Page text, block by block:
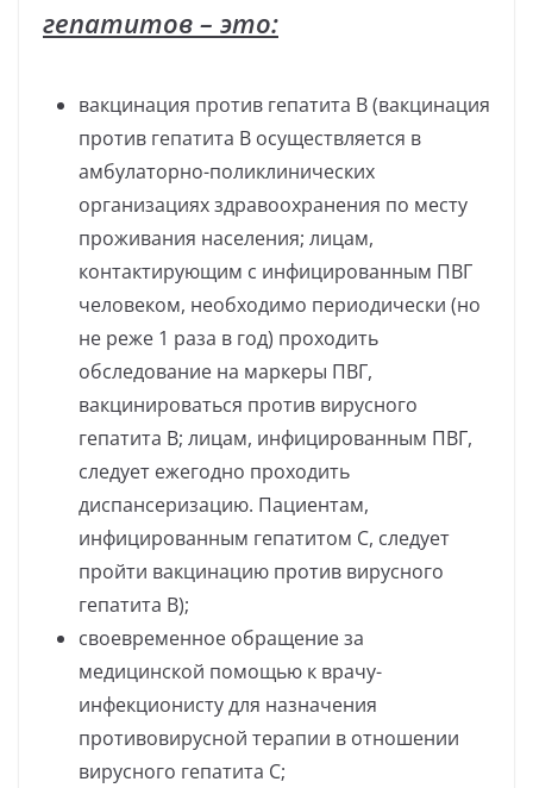
гепатитов – это:
вакцинация против гепатита В (вакцинация
против гепатита В осуществляется в
амбулаторно-поликлинических
организациях здравоохранения по месту
проживания населения; лицам,
контактирующим с инфицированным ПВГ
человеком, необходимо периодически (но
не реже 1 раза в год) проходить
обследование на маркеры ПВГ,
вакцинироваться против вирусного
гепатита В; лицам, инфицированным ПВГ,
следует ежегодно проходить
диспансеризацию. Пациентам,
инфицированным гепатитом С, следует
пройти вакцинацию против вирусного
гепатита В);
своевременное обращение за
медицинской помощью к врачу-
инфекционисту для назначения
противовирусной терапии в отношении
вирусного гепатита С;